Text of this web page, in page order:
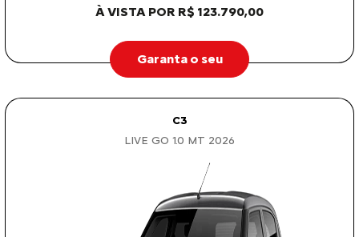
À VISTA POR R$ 123.790,00
Garanta o seu
C3
LIVE GO 1.0 MT 2026